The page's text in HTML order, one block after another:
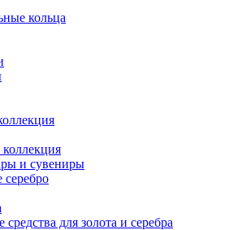
кольца
и сувениры
серебро
для золота и серебра